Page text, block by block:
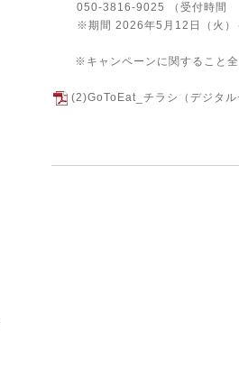
050-3816-9025 （受付時間 9
※期間 2026年5
※キャンペーンに関すること全
(2)GoToEat_チラシ（デジタ